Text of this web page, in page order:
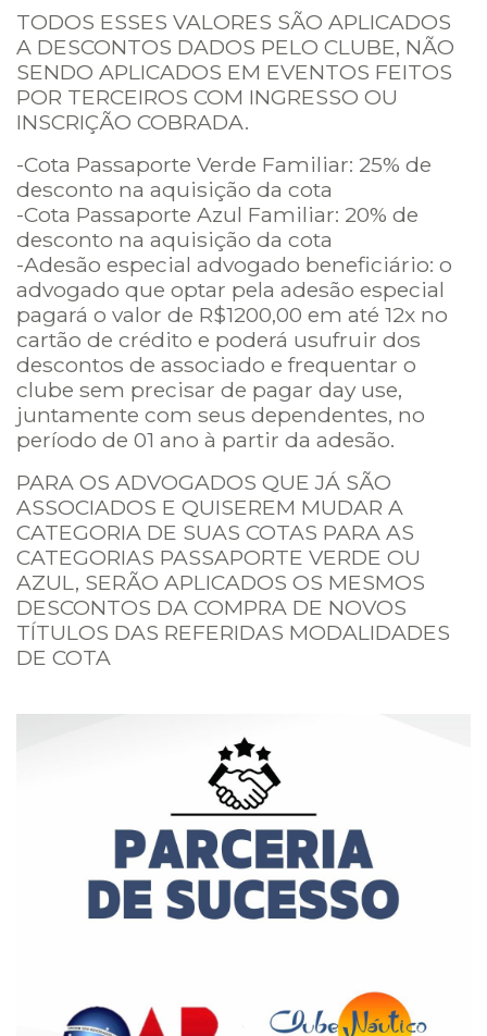
TODOS ESSES VALORES SÃO APLICADOS
A DESCONTOS DADOS PELO CLUBE, NÃO
SENDO APLICADOS EM EVENTOS FEITOS
POR TERCEIROS COM INGRESSO OU
INSCRIÇÃO COBRADA.
-Cota Passaporte Verde Familiar: 25% de
desconto na aquisição da cota
-Cota Passaporte Azul Familiar: 20% de
desconto na aquisição da cota
-Adesão especial advogado beneficiário: o
advogado que optar pela adesão especial
pagará o valor de R$1200,00 em até 12x no
cartão de crédito e poderá usufruir dos
descontos de associado e frequentar o
clube sem precisar de pagar day use,
juntamente com seus dependentes, no
período de 01 ano à partir da adesão.
PARA OS ADVOGADOS QUE JÁ SÃO
ASSOCIADOS E QUISEREM MUDAR A
CATEGORIA DE SUAS COTAS PARA AS
CATEGORIAS PASSAPORTE VERDE OU
AZUL, SERÃO APLICADOS OS MESMOS
DESCONTOS DA COMPRA DE NOVOS
TÍTULOS DAS REFERIDAS MODALIDADES
DE COTA